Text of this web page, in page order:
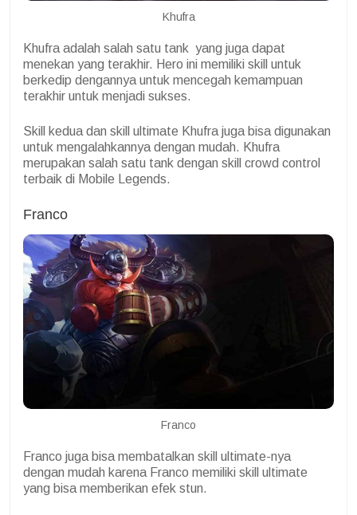
Khufra
Khufra adalah salah satu tank yang juga dapat
menekan yang terakhir. Hero ini memiliki skill untuk
berkedip dengannya untuk mencegah kemampuan
terakhir untuk menjadi sukses.
Skill kedua dan skill ultimate Khufra juga bisa digunakan
untuk mengalahkannya dengan mudah. Khufra
merupakan salah satu tank dengan skill crowd control
terbaik di Mobile Legends.
Franco
Franco
Franco juga bisa membatalkan skill ultimate-nya
dengan mudah karena Franco memiliki skill ultimate
yang bisa memberikan efek stun.